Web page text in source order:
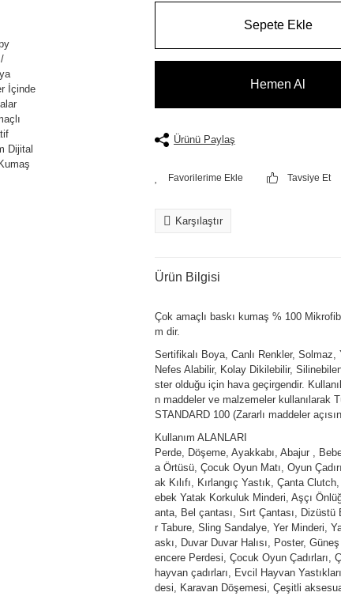
Sepete Ekle
Hemen Al
Ürünü Paylaş
Tavsiye Et
Karşılaştır
Ürün Bilgisi
Çok amaçlı baskı kumaş % 100
m dir.
Sertifikalı Boya, Canlı Renkler,
Nefes Alabilir, Kolay Dikilebilir,
ster olduğu için hava geçirgendir.
n maddeler ve malzemeler kullanılarak
STANDARD 100 (Zararlı maddeler
Kullanım ALANLARI
Perde, Döşeme, Ayakkabı, Abajur ,
a Örtüsü, Çocuk Oyun Matı, Oyun
ak Kılıfı, Kırlangıç Yastık, Çanta
ebek Yatak Korkuluk Minderi, Aşçı
anta, Bel çantası, Sırt Çantası, Dizüstü
r Tabure, Sling Sandalye, Yer Minderi,
askı, Duvar Duvar Halısı, Poster,
encere Perdesi, Çocuk Oyun Çadırları,
hayvan çadırları, Evcil Hayvan
desi, Karavan Döşemesi, Çeşitli